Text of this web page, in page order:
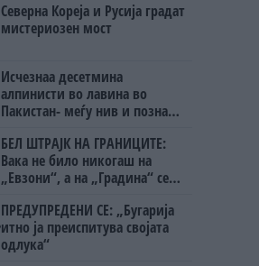
Северна Кореја и Русија градат
мистериозен мост
Исчезнаа десетмина
алпинисти во лавина во
Пакистан- меѓу нив и познат
БЕЛ ШТРАЈК НА ГРАНИЦИТЕ:
Вака не било никогаш на
„Евзони“, а на „Градина“ се
ПРЕДУПРЕДЕНИ СЕ: „Бугарија
итно ја преиспитува својата
одлука“